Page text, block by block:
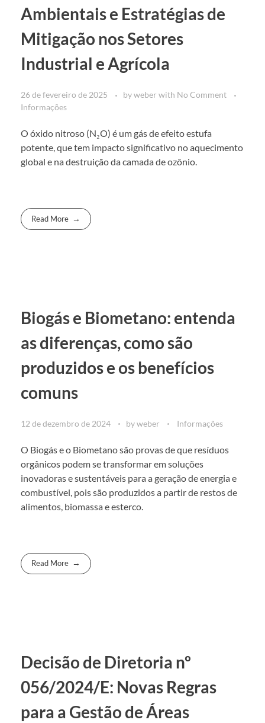
Ambientais e Estratégias de
Mitigação nos Setores
Industrial e Agrícola
26 de fevereiro de 2025 byweber with No Comment
Informações
O óxido nitroso (N₂O) é um gás de efeito estufa
potente, que tem impacto significativo no aquecimento
global e na destruição da camada de ozônio.
Read More
Biogás e Biometano: entenda
as diferenças, como são
produzidos e os benefícios
comuns
12 de dezembro de 2024 byweber Informações
O Biogás e o Biometano são provas de que resíduos
orgânicos podem se transformar em soluções
inovadoras e sustentáveis para a geração de energia e
combustível, pois são produzidos a partir de restos de
alimentos, biomassa e esterco.
Read More
Decisão de Diretoria nº
056/2024/E: Novas Regras
para a Gestão de Áreas